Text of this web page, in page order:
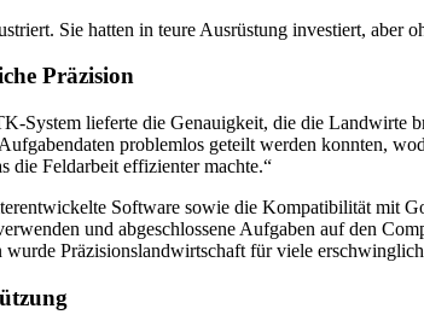
Sie hatten in teure Ausrüstung investiert,
Präzision
System lieferte die Genauigkeit, die die Landwirte
problemlos geteilt werden konnten,
die Feldarbeit effizienter machte.“
Software sowie die Kompatibilität mit
und abgeschlossene Aufgaben auf den
Präzisionslandwirtschaft für viele